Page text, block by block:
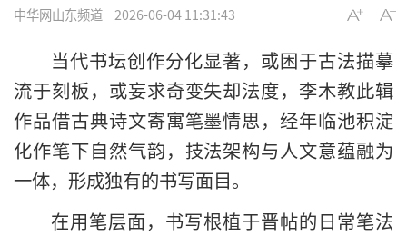
中华网山东频道 2026-06-04 11:31:43
当代书坛创作分化显著，或困于古法描摹
流于刻板，或妄求奇变失却法度，李木教此辑
作品借古典诗文寄寓笔墨情思，经年临池积淀
化作笔下自然气韵，技法架构与人文意蕴融为
一体，形成独有的书写面目。
在用笔层面，书写根植于晋帖的日常笔法